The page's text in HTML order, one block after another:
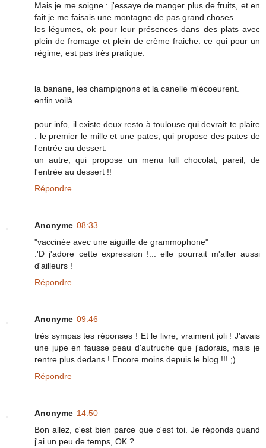
Mais je me soigne : j'essaye de manger plus de fruits, et en
fait je me faisais une montagne de pas grand choses.
les légumes, ok pour leur présences dans des plats avec
plein de fromage et plein de crème fraiche. ce qui pour un
régime, est pas très pratique.
la banane, les champignons et la canelle m'écoeurent.
enfin voilà..
pour info, il existe deux resto à toulouse qui devrait te plaire
: le premier le mille et une pates, qui propose des pates de
l'entrée au dessert.
un autre, qui propose un menu full chocolat, pareil, de
l'entrée au dessert !!
Répondre
Anonyme 08:33
"vaccinée avec une aiguille de grammophone"
:'D j'adore cette expression !... elle pourrait m'aller aussi
d'ailleurs !
Répondre
Anonyme 09:46
très sympas tes réponses ! Et le livre, vraiment joli ! J'avais
une jupe en fausse peau d'autruche que j'adorais, mais je
rentre plus dedans ! Encore moins depuis le blog !!! ;)
Répondre
Anonyme 14:50
Bon allez, c'est bien parce que c'est toi. Je réponds quand
j'ai un peu de temps, OK ?